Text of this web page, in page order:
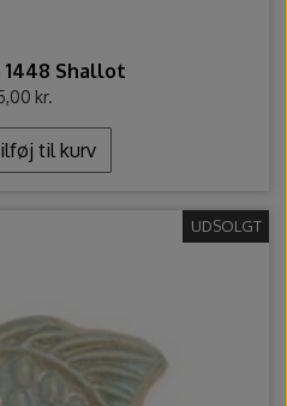
1448 Shallot
kr.
til kurv
UDSOLGT